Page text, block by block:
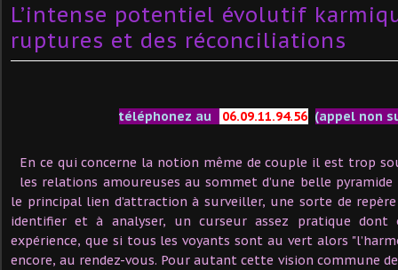
L’intense potentiel évolutif
ruptures et des réconciliations
téléphonez au 06.09.11.94.56 (appel non
En ce qui concerne la notion même de couple il est trop
les relations amoureuses au sommet d’une belle
le principal lien d’attraction à surveiller, une sorte de
identifier et à analyser, un curseur assez pratique
expérience, que si tous les voyants sont au vert alors
encore, au rendez-vous. Pour autant cette vision commune